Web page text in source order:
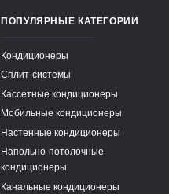
ПОПУЛЯРНЫЕ КАТЕГОРИИ
Кондиционеры
Сплит-системы
Кассетные кондиционеры
Мобильные кондиционеры
Настенные кондиционеры
Напольно-потолочные
кондиционеры
Канальные кондиционеры